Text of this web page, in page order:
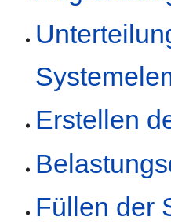
Erstellen
Füllen der